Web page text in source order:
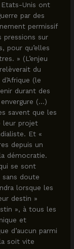
Unis ont
par des
permissif
pressions sur
pour qu’elles
» (L’enjeu
du
(le
durant des
(…)
savent que les
leur projet
Et «
depuis un
démocratie.
se sont
doute
lorsque les
destin »
», à tous les
et
d’aucun parmi
soit vite